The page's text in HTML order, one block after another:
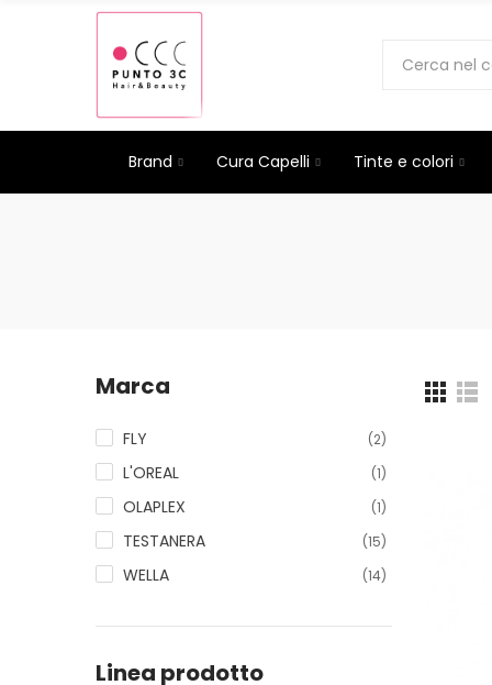
Brand Cura Capelli Tinte e colori
Marca
FLY (2)
L'OREAL (1)
OLAPLEX (1)
TESTANERA (15)
WELLA (14)
Linea prodotto